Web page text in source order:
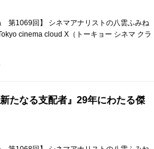
第1069回】 シネマアナリストの八雲ふみね
cinema cloud X（トーキョー シネマ クラ
たなる支配者』29年にわたる傑